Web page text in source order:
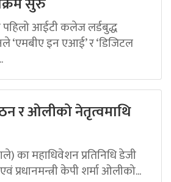
आईटी कलेज लर्डबुद्ध
इन एआई’ र ‘डिजिटल
र ओलीको नेतृत्वमाथि
का महाधिवेशन प्रतिनिधि डेजी
प्रधानमन्त्री केपी शर्मा ओलीको...